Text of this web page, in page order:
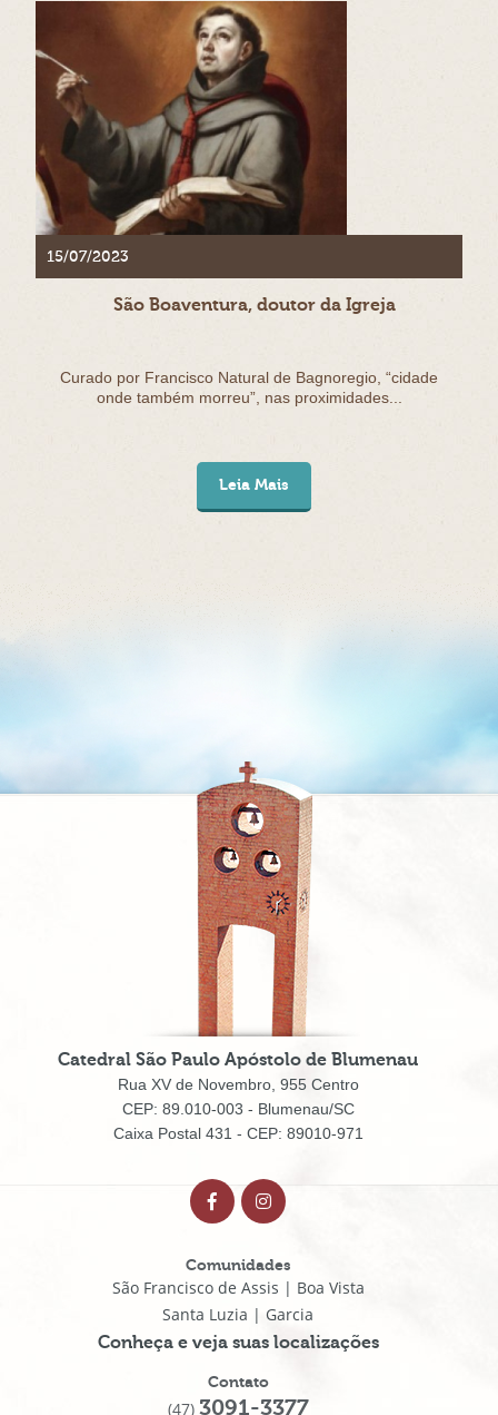
15/07/2023
São Boaventura, doutor da Igreja
Curado por Francisco Natural de Bagnoregio, “cidade
onde também morreu”, nas proximidades...
Leia Mais
Catedral São Paulo Apóstolo de Blumenau
Rua XV de Novembro, 955 Centro
CEP: 89.010-003 - Blumenau/SC
Caixa Postal 431 - CEP: 89010-971
Comunidades
São Francisco de Assis | Boa Vista
Santa Luzia | Garcia
Conheça e veja suas localizações
Contato
(47) 3091-3377